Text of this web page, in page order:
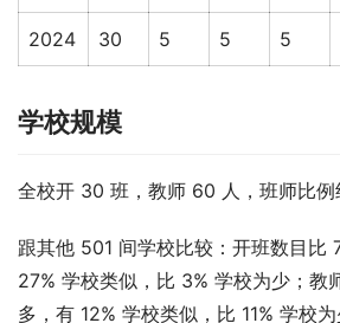
2024 30 5 5 5
学校规模
全校开 30 班，教师 60 人，班师比
跟其他 501 间学校比较：开班数目比
27% 学校类似，比 3% 学校为少；教
多，有 12% 学校类似，比 11% 学校